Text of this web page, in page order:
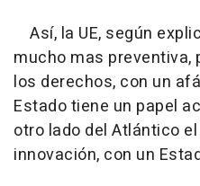
Así, la UE, según
mucho mas preventiva,
los derechos, con un
Estado tiene un papel
otro lado del Atlántico
innovación, con un